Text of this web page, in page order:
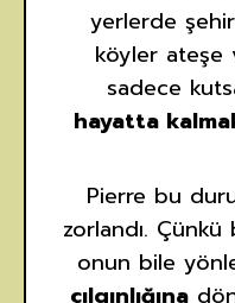
yerlerde
köyler ateşe
sadece
hayatta
Pierre bu
zorlandı. Çünkü
onun bile
çılgınlığına